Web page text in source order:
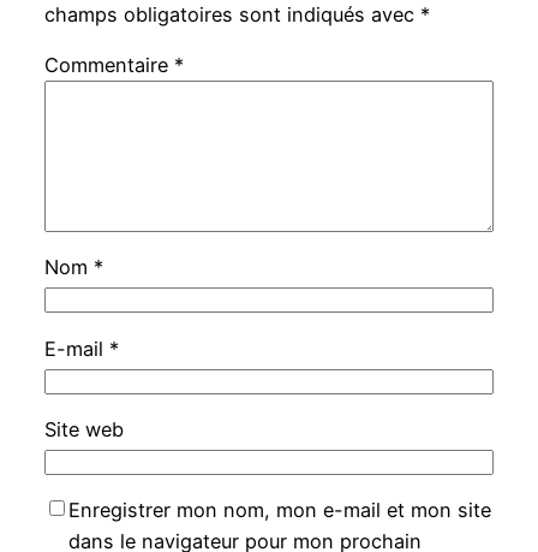
champs obligatoires sont indiqués avec *
Commentaire *
Nom *
E-mail *
Site web
Enregistrer mon nom, mon e-mail et mon site
dans le navigateur pour mon prochain